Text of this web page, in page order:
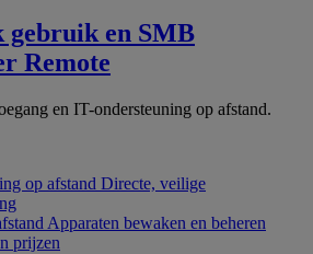
gebruik en SMB
Remote
en IT-ondersteuning op afstand.
op afstand Directe, veilige
Apparaten bewaken en beheren
prijzen